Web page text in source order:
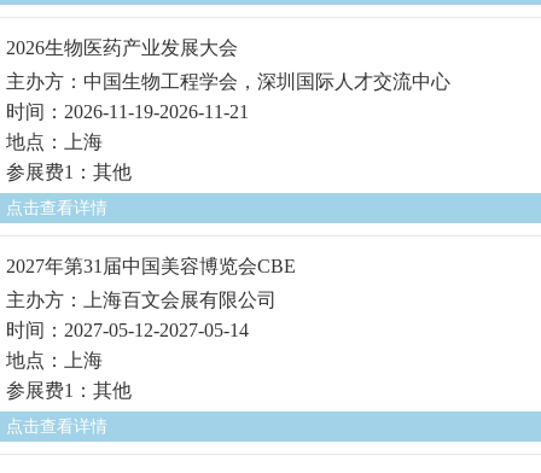
2026生物医药产业发展大会
主办方：中国生物工程学会，深圳国际人才交流中心
时间：2026-11-19-2026-11-21
地点：上海
参展费1：其他
点击查看详情
2027年第31届中国美容博览会CBE
主办方：上海百文会展有限公司
时间：2027-05-12-2027-05-14
地点：上海
参展费1：其他
点击查看详情